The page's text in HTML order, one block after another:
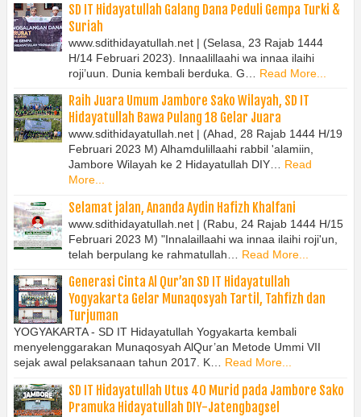
SD IT Hidayatullah Galang Dana Peduli Gempa Turki &
Suriah
www.sdithidayatullah.net | (Selasa, 23 Rajab 1444
H/14 Februari 2023). Innaalillaahi wa innaa ilaihi
roji’uun. Dunia kembali berduka. G…
Read More...
Raih Juara Umum Jambore Sako Wilayah, SD IT
Hidayatullah Bawa Pulang 18 Gelar Juara
www.sdithidayatullah.net | (Ahad, 28 Rajab 1444 H/19
Februari 2023 M) Alhamdulillaahi rabbil 'alamiin,
Jambore Wilayah ke 2 Hidayatullah DIY… Read
More...
Selamat jalan, Ananda Aydin Hafizh Khalfani
www.sdithidayatullah.net | (Rabu, 24 Rajab 1444 H/15
Februari 2023 M) "Innalaillaahi wa innaa ilaihi roji'un,
telah berpulang ke rahmatullah…
Read More...
Generasi Cinta Al Qur’an SD IT Hidayatullah
Yogyakarta Gelar Munaqosyah Tartil, Tahfizh dan
Turjuman
YOGYAKARTA - SD IT Hidayatullah Yogyakarta kembali
menyelenggarakan Munaqosyah AlQur’an Metode Ummi VII
sejak awal pelaksanaan tahun 2017. K… Read More...
SD IT Hidayatullah Utus 40 Murid pada Jambore Sako
Pramuka Hidayatullah DIY-Jatengbagsel